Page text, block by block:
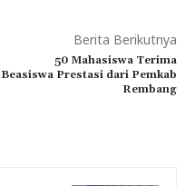
Berita Berikutnya
50 Mahasiswa Terima
Beasiswa Prestasi dari Pemkab
Rembang